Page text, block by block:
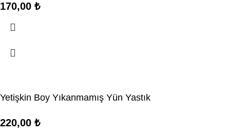
170,00 ₺
Yetişkin Boy Yıkanmamış Yün Yastık
220,00 ₺